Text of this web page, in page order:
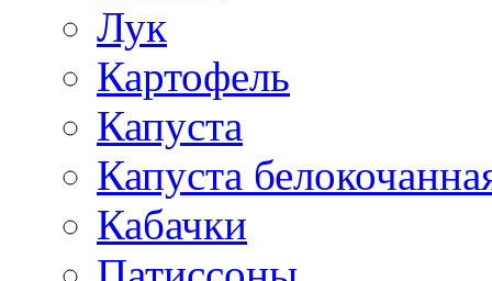
Лук
Картофель
Капуста
Капуста
Кабачки